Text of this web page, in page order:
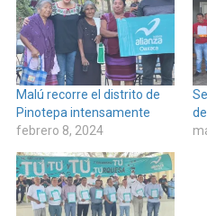
Malú recorre el distrito de
Pinotepa intensamente
febrero 8, 2024